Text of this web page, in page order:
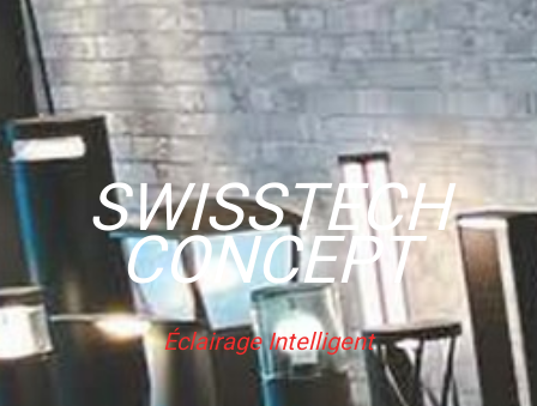
SWISSTECH
CONCEPT
Éclairage Intelligent